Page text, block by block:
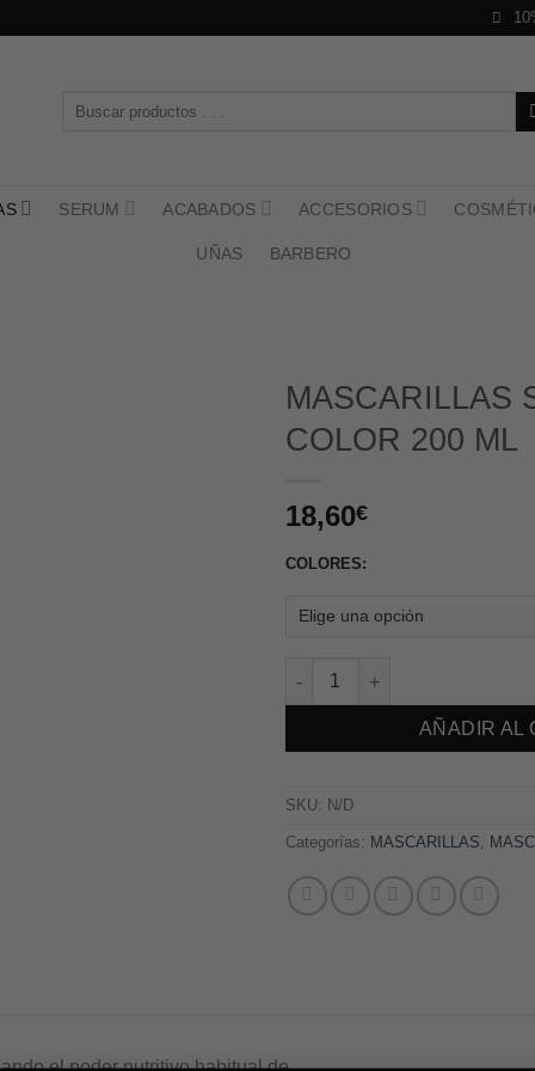
SERUM ACABADOS ACCESORIOS
UÑAS BARBERO
MASCARILLAS
COLOR 200 ML
18,60€
COLORES:
MASCARILLAS SHADE
AÑADIR AL
SKU: N/D
Categorías: MASCARILLAS
el poder nutritivo habitual de